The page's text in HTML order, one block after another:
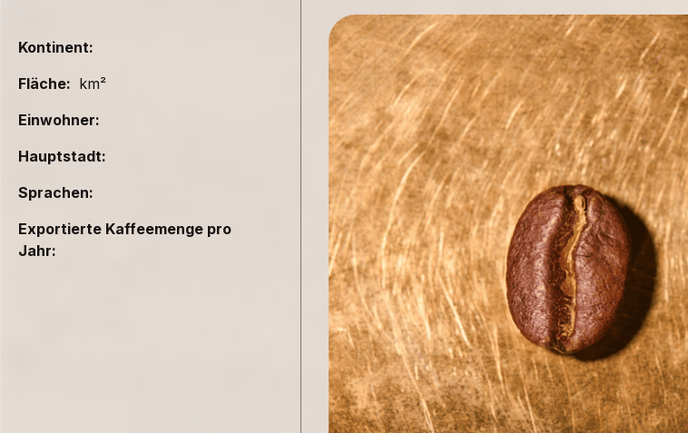
Kontinent:
Fläche: km²
Einwohner:
Hauptstadt:
Sprachen:
Exportierte Kaffeemenge pro
Jahr: